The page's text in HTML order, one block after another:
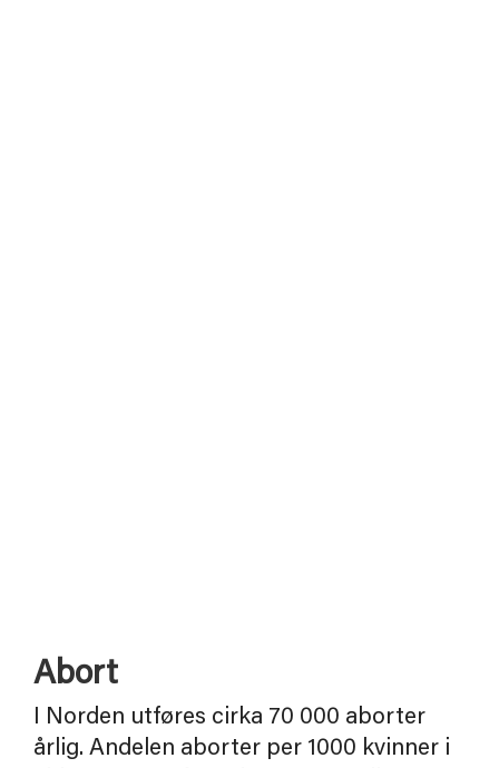
Abort
I Norden utføres cirka 70 000 aborter
årlig. Andelen aborter per 1000 kvinner i